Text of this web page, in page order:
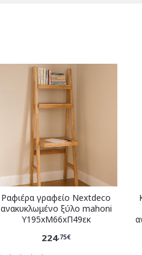
Ραφιέρα γραφείο Nextdeco
ανακυκλωμένο ξύλο mahoni
Υ195xM66xΠ49εκ
224,75€